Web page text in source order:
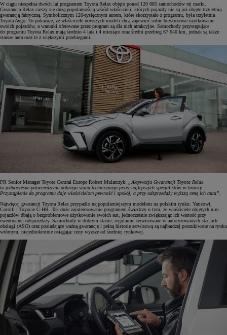
W ciągu niespełna dwóch lat programem Toyota Relax objęto ponad 120 085 samochodów tej marki.
Gwarancja Relax cieszy się dużą popularnością wśród właścicieli, których pojazdy nie są już objęte trzyletnią
gwarancją fabryczną. Symbolicznym 120-tysięcznym autem, które skorzystało z programu, była trzyletnia
Toyota Aygo. To pokazuje, że właściciele nowszych modeli chcą zapewnić sobie bezstresowe użytkowanie
swoich pojazdów, a warunki oferowane przez program są dla nich atrakcyjne. Samochody przystępujące
do programu Toyota Relax mają średnio 4 lata i 4 miesiące oraz średni przebieg 67 640 km, jednak są także
starsze auta oraz te z większymi przebiegami.
PR Senior Manager Toyota Central Europe Robert Mularczyk:
„Aktywacja Gwarancji Toyota Relax
to jednoczesne potwierdzenie dobrego stanu technicznego przez najlepszych specjalistów w branży.
Przystąpienie do programu daje właścicielom pewność i spokój, a przy odsprzedaży wyższą cenę ich auta”.
Najwięcej gwarancji Toyota Relax przypadło najpopularniejszym modelom na polskim rynku: Yarisowi,
Corolli i Toyocie C-HR. Tak duże zainteresowanie programem świadczy o tym, że właściciele objętych nim
pojazdów dbają o bezproblemowe użytkowanie swoich aut, jednocześnie zwiększając ich wartość przy
ewentualnej odsprzedaży. Samochody w dobrym stanie, regularnie serwisowane w autoryzowanych stacjach
obsługi (ASO) oraz posiadające ważną gwarancję i pełną historię serwisową są najbardzej poszukiwane na rynku
wtórnym, niejednokrotnie osiągając ceny wyższe od średniej rynkowej.